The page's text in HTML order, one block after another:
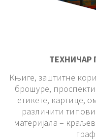
ТЕХНИЧАР
Књиге, заштитне
брошуре,
етикете, картице,
различити
материјала –